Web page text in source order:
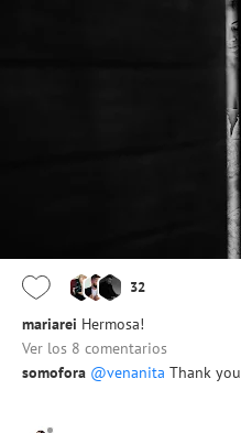
32
mariarei Hermosa!
Ver los 8 comentarios
somofora @venanita Thank you